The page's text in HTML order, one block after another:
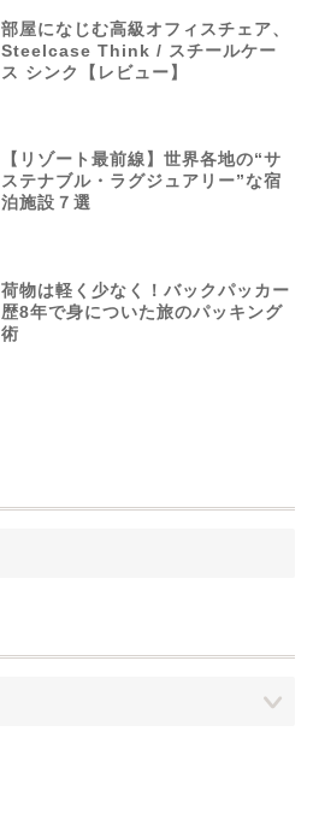
部屋になじむ高級オフィスチェア、
Steelcase Think / スチールケー
ス シンク【レビュー】
【リゾート最前線】世界各地の“サ
ステナブル・ラグジュアリー”な宿
泊施設７選
荷物は軽く少なく！バックパッカー
歴8年で身についた旅のパッキング
術